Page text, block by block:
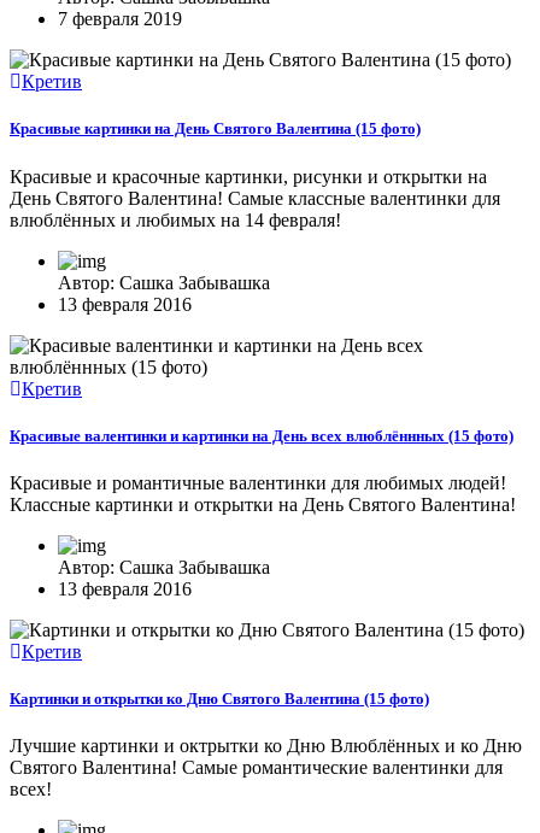
7 февраля 2019
Кретив
Красивые картинки на День Святого Валентина (15 фото)
Красивые и красочные картинки, рисунки и открытки на
День Святого Валентина! Самые классные валентинки для
влюблённых и любимых на 14 февраля!
Автор: Сашка Забывашка
13 февраля 2016
Кретив
Красивые валентинки и картинки на День всех влюблённных (15 фото)
Красивые и романтичные валентинки для любимых людей!
Классные картинки и открытки на День Святого Валентина!
Автор: Сашка Забывашка
13 февраля 2016
Кретив
Картинки и открытки ко Дню Святого Валентина (15 фото)
Лучшие картинки и октрытки ко Дню Влюблённых и ко Дню
Святого Валентина! Самые романтические валентинки для
всех!